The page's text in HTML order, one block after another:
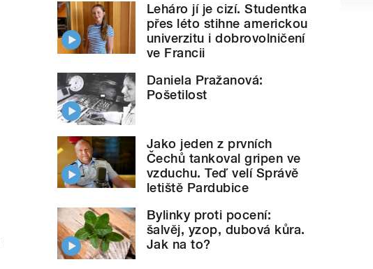
Leháro jí je cizí. Studentka
přes léto stihne americkou
univerzitu i dobrovolničení
ve Francii
Daniela Pražanová:
Pošetilost
Jako jeden z prvních
Čechů tankoval gripen ve
vzduchu. Teď velí Správě
letiště Pardubice
Bylinky proti pocení:
šalvěj, yzop, dubová kůra.
Jak na to?